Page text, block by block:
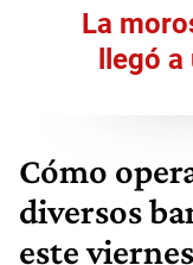
La
llegó a
Cómo
diversos
este